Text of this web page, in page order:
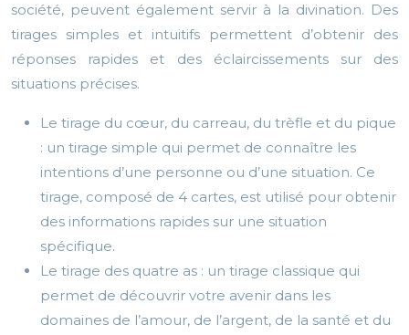
société, peuvent également servir à la divination. Des
tirages simples et intuitifs permettent d’obtenir des
réponses rapides et des éclaircissements sur des
situations précises.
Le tirage du cœur, du carreau, du trèfle et du pique
: un tirage simple qui permet de connaître les
intentions d’une personne ou d’une situation. Ce
tirage, composé de 4 cartes, est utilisé pour obtenir
des informations rapides sur une situation
spécifique.
Le tirage des quatre as : un tirage classique qui
permet de découvrir votre avenir dans les
domaines de l’amour, de l’argent, de la santé et du